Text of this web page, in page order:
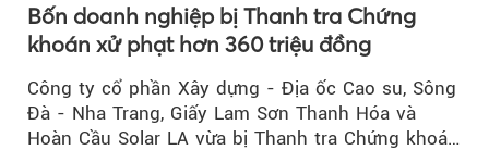
Bốn doanh nghiệp bị Thanh tra Chứng
khoán xử phạt hơn 360 triệu đồng
Công ty cổ phần Xây dựng - Địa ốc Cao su, Sông
Đà - Nha Trang, Giấy Lam Sơn Thanh Hóa và
Hoàn Cầu Solar LA vừa bị Thanh tra Chứng khoán